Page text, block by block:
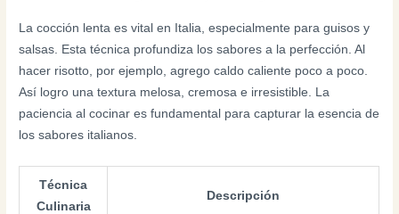
La cocción lenta es vital en Italia, especialmente para guisos y
salsas. Esta técnica profundiza los sabores a la perfección. Al
hacer risotto, por ejemplo, agrego caldo caliente poco a poco.
Así logro una textura melosa, cremosa e irresistible. La
paciencia al cocinar es fundamental para capturar la esencia de
los sabores italianos.
Técnica
Culinaria
Descripción